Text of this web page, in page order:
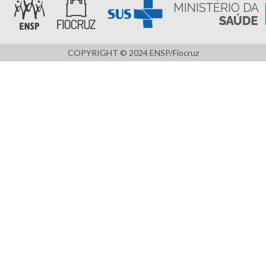
COPYRIGHT © 2024 ENSP/Fiocruz